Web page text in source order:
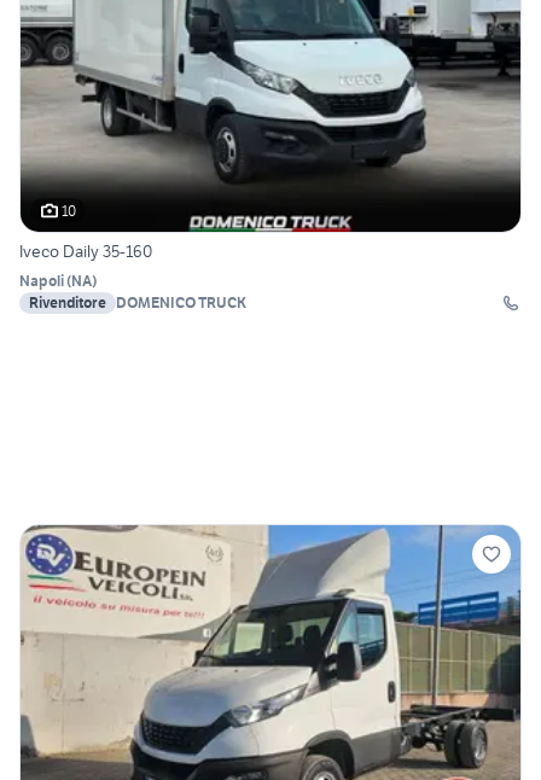
10
Iveco Daily 35-160
Napoli(NA)
Rivenditore DOMENICO TRUCK